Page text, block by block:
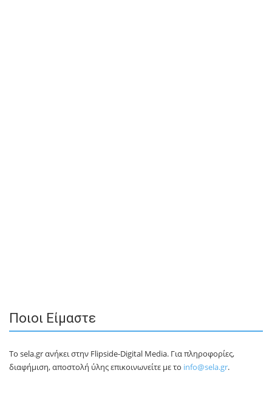
Ποιοι Είμαστε
Το sela.gr ανήκει στην Flipside-Digital Media. Για πληροφορίες,
διαφήμιση, αποστολή ύλης επικοινωνείτε με το info@sela.gr.